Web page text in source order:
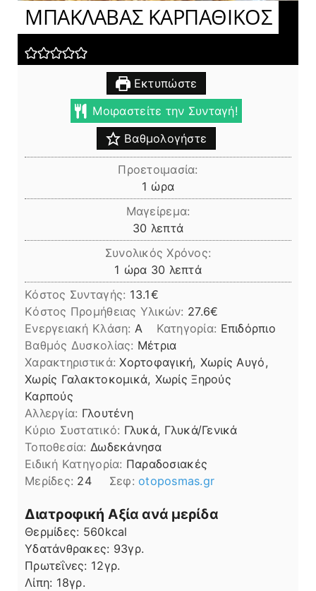
ΜΠΑΚΛΑΒΑΣ ΚΑΡΠΑΘΙΚΟΣ
Εκτυπώστε
Μοιραστείτε την Συνταγή!
Βαθμολογήστε
Προετοιμασία:
1 ώρα
ώρα
Μαγείρεμα:
30 λεπτά
λεπτά
Συνολικός Χρόνος:
1 ώρα
ώρα 30 λεπτά
λεπτά
Κόστος Συνταγής: 13.1€
Kόστος Προμήθειας Υλικών: 27.6
Ενεργειακή Κλάση: A Κατηγορία: Επιδόρπιο
Βαθμός Δυσκολίας: Μέτρια
Χαρακτηριστικά:Χορτοφαγική, Χωρίς Αυγό,
Χωρίς Γαλακτοκομικά, Χωρίς Ξηρούς
Καρπούς
Αλλεργία: Γλουτένη
Kύριο Συστατικό: Γλυκά, Γλυκά/Γενικά
Τοποθεσία: Δωδεκάνησα
Ειδική Κατηγορία: Παραδοσιακές
Μερίδες: 24 Σεφ:otoposmas.gr
Διατροφική Αξία ανά μερίδα
Θερμίδες: 560kcal
Υδατάνθρακες: 93γρ.
Πρωτεΐνες: 12γρ.
Λίπη
Λίπη: 18γρ.